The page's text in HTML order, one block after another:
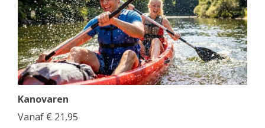
Kanovaren
Vanaf € 21,95